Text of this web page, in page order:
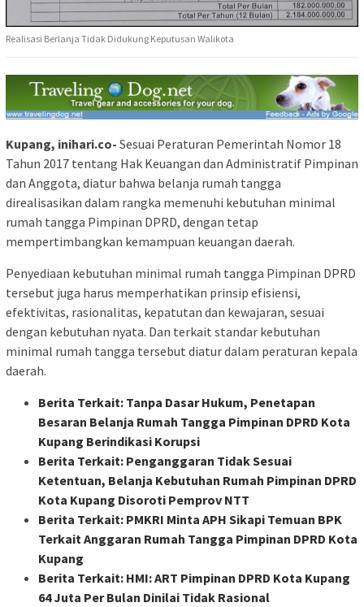
Realisasi Berlanja Tidak Didukung Keputusan Walikota
Kupang, inihari.co- Sesuai Peraturan Pemerintah Nomor 18
Tahun 2017 tentang Hak Keuangan dan Administratif Pimpinan
dan Anggota, diatur bahwa belanja rumah tangga
direalisasikan dalam rangka memenuhi kebutuhan minimal
rumah tangga Pimpinan DPRD, dengan tetap
mempertimbangkan kemampuan keuangan daerah.
Penyediaan kebutuhan minimal rumah tangga Pimpinan DPRD
tersebut juga harus memperhatikan prinsip efisiensi,
efektivitas, rasionalitas, kepatutan dan kewajaran, sesuai
dengan kebutuhan nyata. Dan terkait standar kebutuhan
minimal rumah tangga tersebut diatur dalam peraturan kepala
daerah.
Berita Terkait: Tanpa Dasar Hukum, Penetapan
Besaran Belanja Rumah Tangga Pimpinan DPRD Kota
Kupang Berindikasi Korupsi
Berita Terkait: Penganggaran Tidak Sesuai
Ketentuan, Belanja Kebutuhan Rumah Pimpinan DPRD
Kota Kupang Disoroti Pemprov NTT
Berita Terkait: PMKRI Minta APH Sikapi Temuan BPK
Terkait Anggaran Rumah Tangga Pimpinan DPRD Kota
Kupang
Berita Terkait: HMI: ART Pimpinan DPRD Kota Kupang
64 Juta Per Bulan Dinilai Tidak Rasional